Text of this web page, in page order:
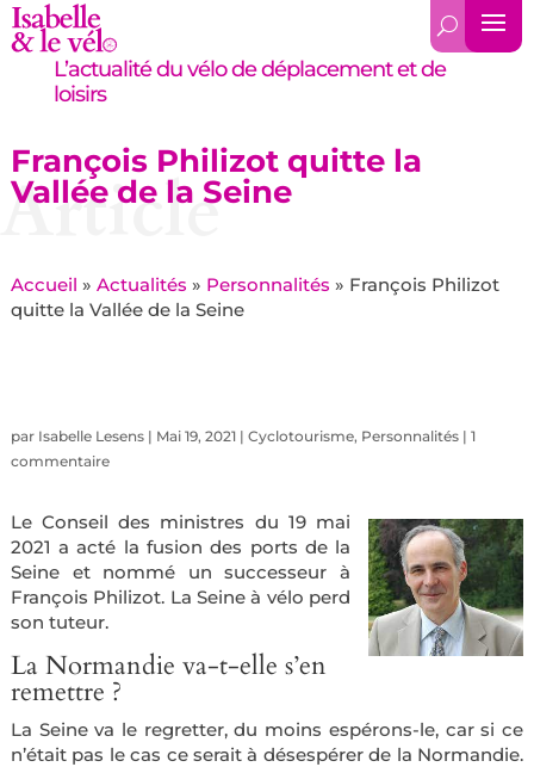
L’actualité du vélo de déplacement et de
loisirs
François Philizot quitte la
Vallée de la Seine
Article
Accueil » Actualités » Personnalités » François Philizot
quitte la Vallée de la Seine
par Isabelle Lesens| Mai 19, 2021| Cyclotourisme, Personnalités| 1
commentaire
Le Conseil des ministres du 19 mai
2021 a acté la fusion des ports de la
Seine et nommé un successeur à
François Philizot. La Seine à vélo perd
son tuteur.
La Normandie va-t-elle s’en
remettre ?
La Seine va le regretter, du moins espérons-le, car si ce
n’était pas le cas ce serait à désespérer de la Normandie.